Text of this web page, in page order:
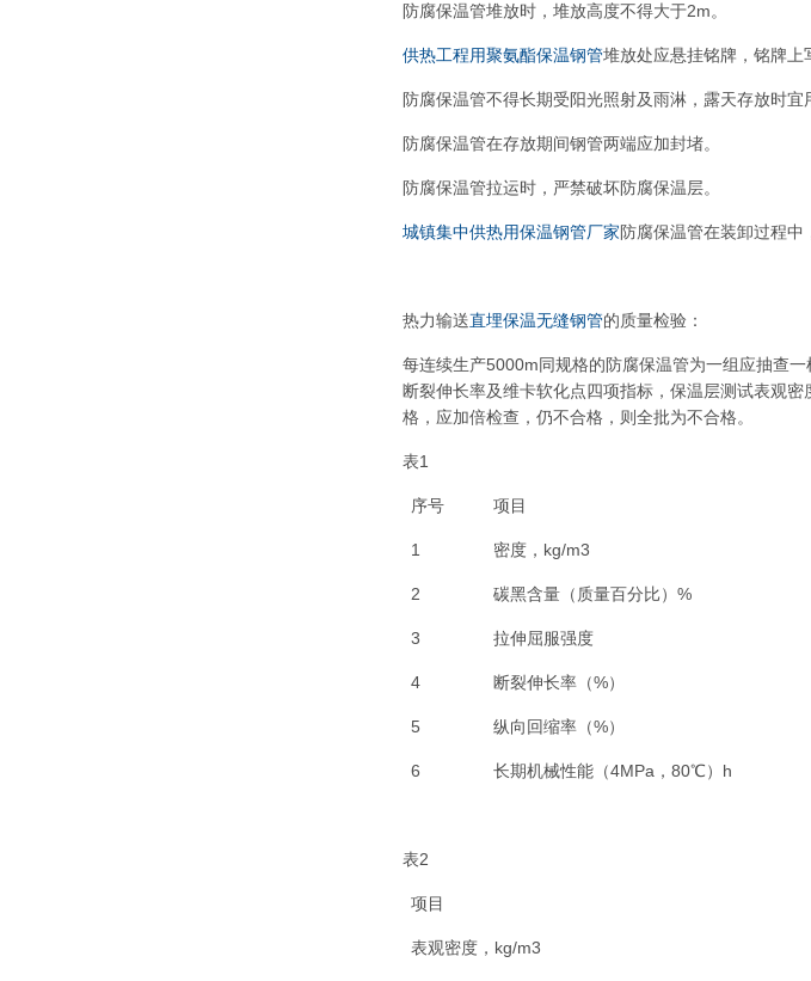
防腐保温管堆放时，堆放高度不得大于2m。
供热工程用聚氨酯保温钢管堆放处应悬挂铭牌，铭牌上
防腐保温管不得长期受阳光照射及雨淋，露天存放时
防腐保温管在存放期间钢管两端应加封堵。
防腐保温管拉运时，严禁破坏防腐保温层。
城镇集中供热用保温钢管厂家防腐保温管在装卸过程中
热力输送直埋保温无缝钢管的质量检验：
每连续生产5000m同规格的防腐保温管为一组应抽查
断裂伸长率及维卡软化点四项指标，保温层测试表观
格，应加倍检查，仍不合格，则全批为不合格。
表1
序号 项目
1 密度，kg/m3
2 碳黑含量（质量百分比）%
3 拉伸屈服强度
4 断裂伸长率（%）
5 纵向回缩率（%）
6 长期机械性能（4MPa，80℃）h
表2
项目
表观密度，kg/m3